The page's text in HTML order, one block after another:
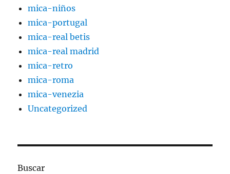
mica-niños
mica-portugal
mica-real betis
mica-real madrid
mica-retro
mica-roma
mica-venezia
Uncategorized
Buscar